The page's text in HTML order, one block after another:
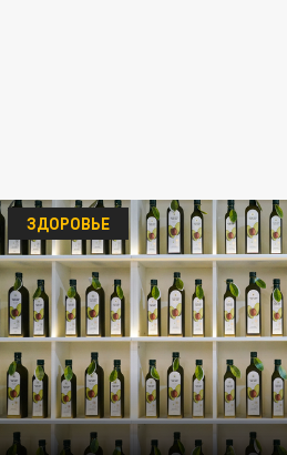
ЗДОРОВЬЕ